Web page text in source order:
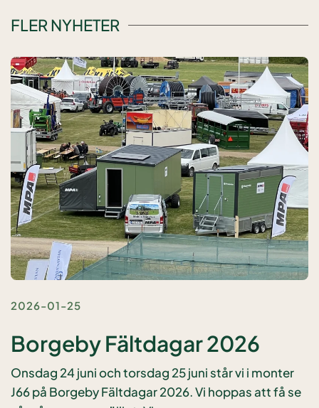
FLER NYHETER
2026-01-25
Borgeby Fältdagar 2026
Onsdag 24 juni och torsdag 25 juni står vi i monter
J66 på Borgeby Fältdagar 2026. Vi hoppas att få se